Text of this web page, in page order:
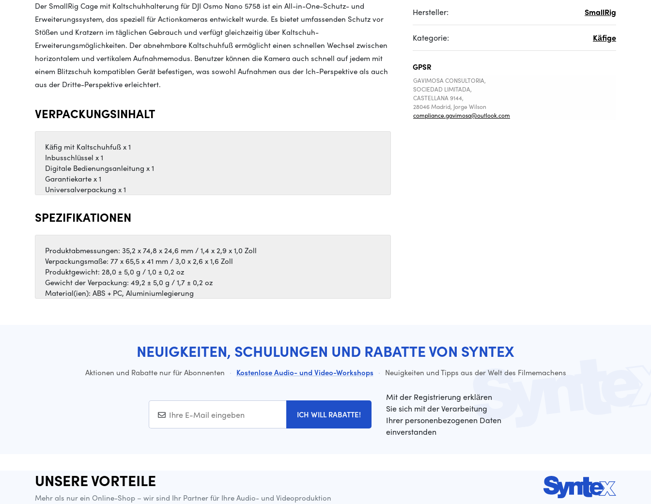
Der SmallRig Cage mit Kaltschuhhalterung für DJI Osmo Nano 5758 ist ein All-in-One-Schutz- und
Erweiterungssystem, das speziell für Actionkameras entwickelt wurde. Es bietet umfassenden Schutz vor
Stößen und Kratzern im täglichen Gebrauch und verfügt gleichzeitig über Kaltschuh-
Erweiterungsmöglichkeiten. Der abnehmbare Kaltschuhfuß ermöglicht einen schnellen Wechsel zwischen
horizontalem und vertikalem Aufnahmemodus. Benutzer können die Kamera auch schnell auf jedem mit
einem Blitzschuh kompatiblen Gerät befestigen, was sowohl Aufnahmen aus der Ich-Perspektive als auch
aus der Dritte-Perspektive erleichtert.
VERPACKUNGSINHALT
Käfig mit Kaltschuhfuß x 1
Inbusschlüssel x 1
Digitale Bedienungsanleitung x 1
Garantiekarte x 1
Universalverpackung x 1
SPEZIFIKATIONEN
Produktabmessungen: 35,2 x 74,8 x 24,6 mm / 1,4 x 2,9 x 1,0 Zoll
Verpackungsmaße: 77 x 65,5 x 41 mm / 3,0 x 2,6 x 1,6 Zoll
Produktgewicht: 28,0 ± 5,0 g / 1,0 ± 0,2 oz
Gewicht der Verpackung: 49,2 ± 5,0 g / 1,7 ± 0,2 oz
Material(ien): ABS + PC, Aluminiumlegierung
Hersteller: SmallRig
Kategorie: Käfige
GPSR
GAVIMOSA CONSULTORIA,
SOCIEDAD LIMITADA,
CASTELLANA 9144,
28046 Madrid, Jorge Wilson
compliance.gavimosa@outlook.com
NEUIGKEITEN, SCHULUNGEN UND RABATTE VON SYNTEX
Aktionen und Rabatte nur für Abonnenten · Kostenlose Audio- und Video-Workshops · Neuigkeiten und Tipps aus der Welt des Filmemachens
ICH WILL RABATTE!
Mit der Registrierung erklären
Sie sich mit der Verarbeitung
Ihrer personenbezogenen Daten
einverstanden
UNSERE VORTEILE
Mehr als nur ein Online-Shop – wir sind Ihr Partner für Ihre Audio- und Videoproduktion